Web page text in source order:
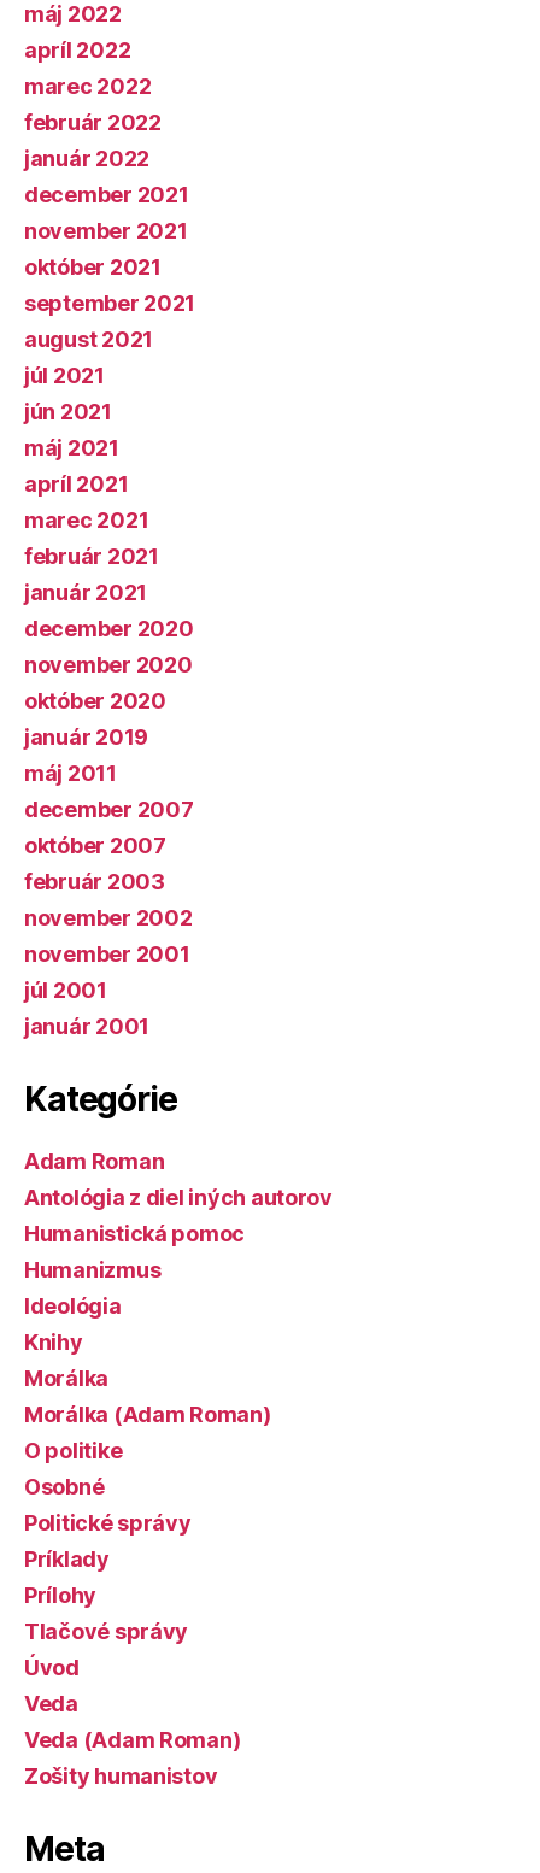
máj 2022
apríl 2022
marec 2022
február 2022
január 2022
december 2021
november 2021
október 2021
september 2021
august 2021
júl 2021
jún 2021
máj 2021
apríl 2021
marec 2021
február 2021
január 2021
december 2020
november 2020
október 2020
január 2019
máj 2011
december 2007
október 2007
február 2003
november 2002
november 2001
júl 2001
január 2001
Kategórie
Adam Roman
Antológia z diel iných autorov
Humanistická pomoc
Humanizmus
Ideológia
Knihy
Morálka
Morálka (Adam Roman)
O politike
Osobné
Politické správy
Príklady
Prílohy
Tlačové správy
Úvod
Veda
Veda (Adam Roman)
Zošity humanistov
Meta